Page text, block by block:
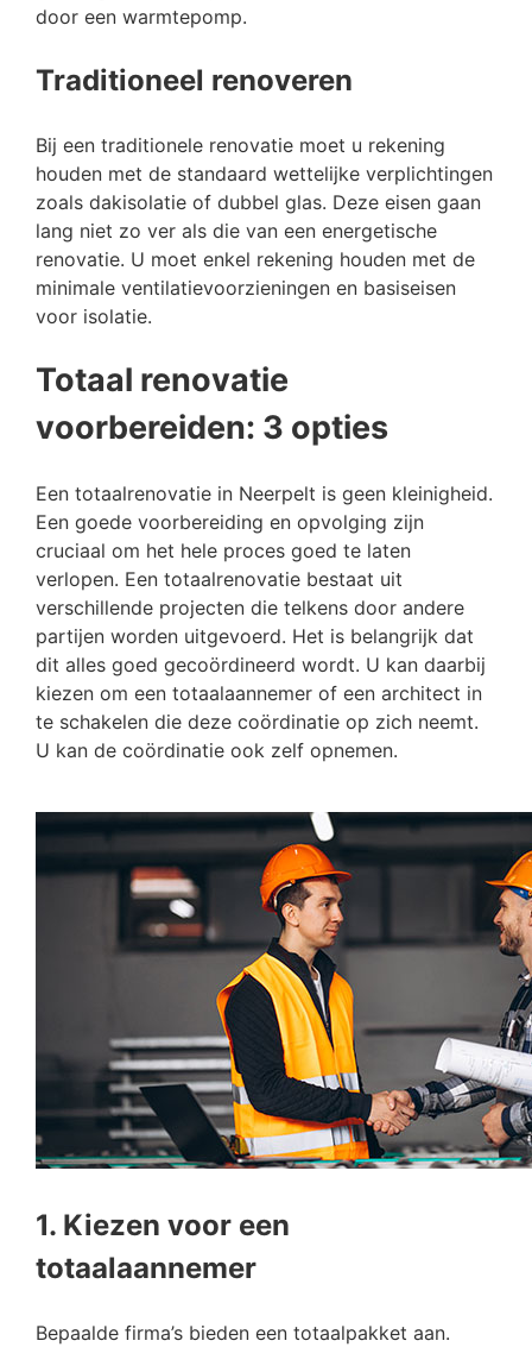
door een warmtepomp.
Traditioneel renoveren
Bij een traditionele renovatie moet u rekening
houden met de standaard wettelijke verplichtingen
zoals dakisolatie of dubbel glas. Deze eisen gaan
lang niet zo ver als die van een energetische
renovatie. U moet enkel rekening houden met de
minimale ventilatievoorzieningen en basiseisen
voor isolatie.
Totaal renovatie
voorbereiden: 3 opties
Een totaalrenovatie in Neerpelt is geen kleinigheid.
Een goede voorbereiding en opvolging zijn
cruciaal om het hele proces goed te laten
verlopen. Een totaalrenovatie bestaat uit
verschillende projecten die telkens door andere
partijen worden uitgevoerd. Het is belangrijk dat
dit alles goed gecoördineerd wordt. U kan daarbij
kiezen om een totaalaannemer of een architect in
te schakelen die deze coördinatie op zich neemt.
U kan de coördinatie ook zelf opnemen.
1. Kiezen voor een
totaalaannemer
Bepaalde firma’s bieden een totaalpakket aan.